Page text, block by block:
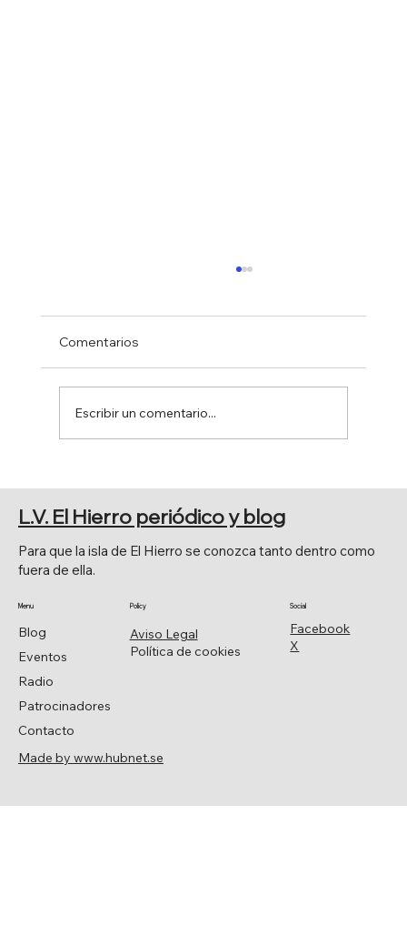
BAJADA DE SAN SALVADOR
Comentarios
Escribir un comentario...
Facebook
X
Social
Aviso Legal
Política de cookies
Policy
Blog
Eventos
Radio
Patrocinadores
Contacto
Menu
Para que la isla de El Hierro se conozca tanto dentro como
fuera de ella.
L.V. El Hierro periódico y blog
Made by www.hubnet.se